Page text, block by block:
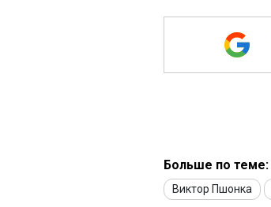
Больше по теме:
Виктор Пшонка